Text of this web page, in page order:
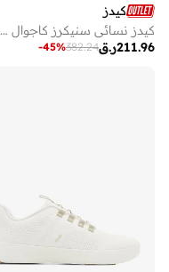
كيدز
كيدز نسائي سنيكرز كاجوال جلد أبيض
ر.ق211.96
382.24
-45%